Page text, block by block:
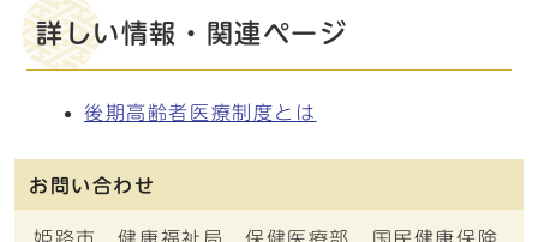
詳しい情報・関連ページ
後期高齢者医療制度とは
お問い合わせ